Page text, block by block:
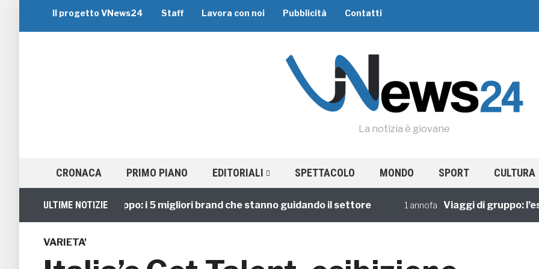
Il progetto VNews24 Staff Lavora con noi Pubblicità Contatti
La notizia è giovane
CRONACA PRIMO PIANO EDITORIALI SPETTACOLO MONDO SPORT CULTURA
ULTIME NOTIZIE
Viaggi di Gruppo: i 5 migliori brand che stanno guidando il settore 1 annofa Viaggi di gruppo:
VARIETA'